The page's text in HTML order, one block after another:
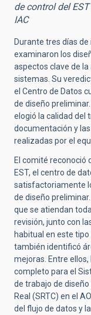
de control del
IAC
Durante tres días
examinaron los
aspectos clave de
sistemas. Su
el Centro de Datos
de diseño
elogió la calidad del
documentación y
realizadas por el
El comité reconoció
EST, el centro de
satisfactoriamente
de diseño
que se atiendan
revisión, junto con
habitual en este
también identificó
mejoras. Entre
completo para el
de trabajo de
Real (SRTC) en el
del flujo de datos y